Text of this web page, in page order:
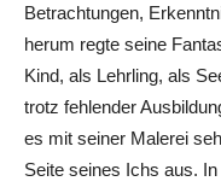
Betrachtungen,
herum regte seine
Kind, als Lehrling, als
trotz fehlender
es mit seiner Malerei
Seite seines Ichs aus.